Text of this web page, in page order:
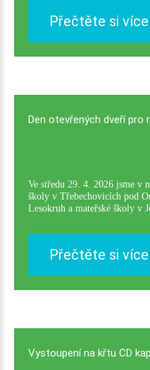
Přečtěte si více
Den otevřených dveří pro
Ve středu 29. 4. 2026 jsme v
školy v Třebechovicích pod
Lesokruh a mateřské školy v
Přečtěte si více
Vystoupení na křtu CD